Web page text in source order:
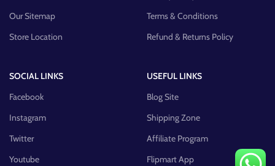
Our Sitemap
Store Location
Terms & Conditions
Refund & Returns Policy
SOCIAL LINKS
Facebook
Instagram
Twitter
Youtube
USEFUL LINKS
Blog Site
Shipping Zone
Affiliate Program
Flipmart App